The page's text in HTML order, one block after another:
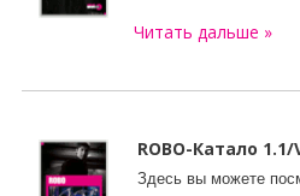
Читать дальше »
ROBO-Катало 1.1/
Здесь вы можете